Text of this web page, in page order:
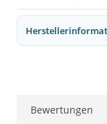
Bewertungen